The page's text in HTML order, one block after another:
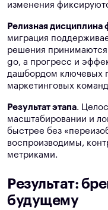
изменения
Релизная дисциплина
миграция
решения
go, а прогресс и
дашбордом ключевых
маркетинговых
Результат этапа.
масштабировании и
быстрее без
воспроизводимы,
метриками.
Результат:
будущему